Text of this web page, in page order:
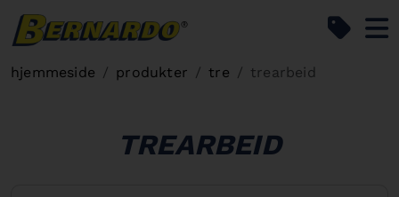
hjemmeside produkter tre trearbeid
TREARBEID